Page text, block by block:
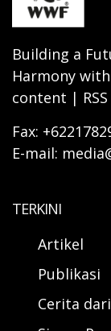
Building a
Harmony
content |
Fax:
E-mail:
TERKINI
Artikel
Publikasi
Cerita